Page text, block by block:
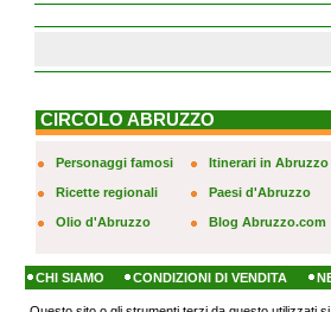
CIRCOLO ABRUZZO
Personaggi famosi Itinerari in Abruzzo
Ricette regionali Paesi d'Abruzzo
Olio d'Abruzzo Blog Abruzzo.com
CHI SIAMO CONDIZIONI DI VENDITA